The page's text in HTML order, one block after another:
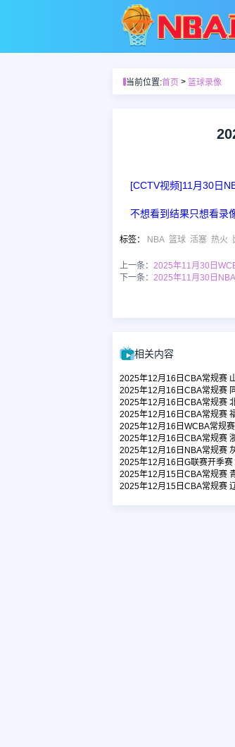
当前位置:首页 > 篮球录像
[CCTV视频]11月30日
不想看到结果只想看录
标签： NBA 篮球 活塞 热火
上一条： 2025年11月30日
下一条： 2025年11月30日
相关内容
2025年12月16日CBA常规赛
2025年12月16日CBA常规赛
2025年12月16日CBA常规赛
2025年12月16日CBA常规赛
2025年12月16日WCBA常规
2025年12月16日CBA常规赛
2025年12月16日NBA常规赛
2025年12月16日G联赛开季
2025年12月15日CBA常规赛
2025年12月15日CBA常规赛